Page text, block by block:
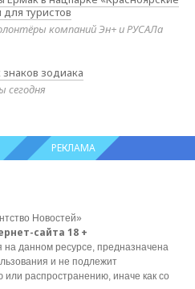
туристов
компаний Эн+ и РУСАЛа
знаков зодиака
сегодня
РЕКЛАМА
Новостей»
сайта 18 +
данном ресурсе, предназначена
и не подлежит
распространению, иначе как со